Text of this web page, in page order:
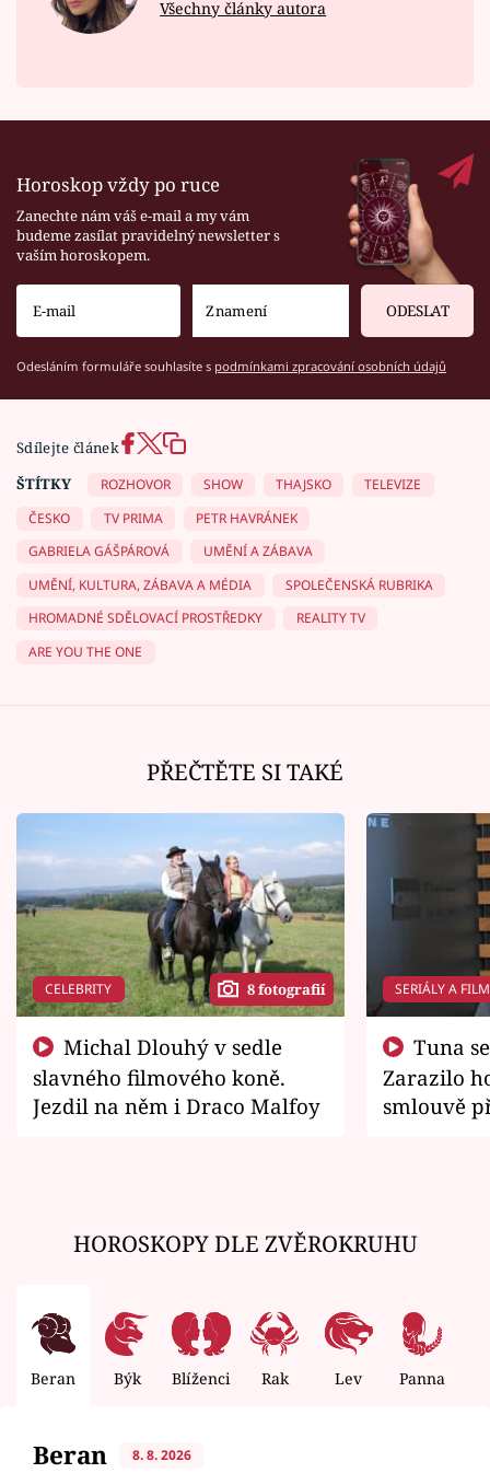
Všechny články autora
Horoskop vždy po ruce
Zanechte nám váš e-mail a my vám
budeme zasílat pravidelný newsletter s
vaším horoskopem.
ODESLAT
Odesláním formuláře souhlasíte s podmínkami zpracování osobních údajů
Sdílejte článek
ŠTÍTKY
ROZHOVOR SHOW THAJSKO
TELEVIZE
ČESKO
TV PRIMA
PETR HAVRÁNEK
GABRIELA GÁŠPÁROVÁ
UMĚNÍ A ZÁBAVA
UMĚNÍ, KULTURA, ZÁBAVA A MÉDIA
SPOLEČENSKÁ RUBRIKA
HROMADNÉ SDĚLOVACÍ PROSTŘEDKY
REALITY TV
ARE YOU THE ONE
PŘEČTĚTE SI TAKÉ
CELEBRITY 8 fotografií
slavného filmového koně.
Jezdil na něm i Draco Malfoy
SERIÁLY A
Zarazilo
smlouvě
HOROSKOPY DLE ZVĚROKRUHU
Beran Býk Blíženci Rak Lev Panna
Beran 8. 8. 2026